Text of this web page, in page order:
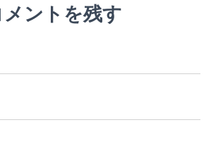
メントを残す